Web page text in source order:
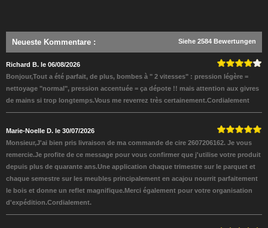
Neueste Kommentare : Siehe 2584 Bewertungen
Richard B. le 06/08/2026
Bonjour,Tout a été parfait, de plus, bombes à " 2 vitesses" : pression légère =
nettoyage "normal", pression accentuée = ça dépote !! mais attention aux givres
de mains si trop longtemps.Vous me reverrez très certainement.Cordialement
Marie-Noelle D. le 30/07/2026
Monsieur,J'ai bien pris livraison de ma commande de cire 2607206162. Je vous
remercie.Je profite de ce message pour vous confirmer que j'utilise votre produit
depuis plus de quarante ans.Une application chaque trimestre sur le parquet et
chaque semestre sur les meubles principalement en acajou nourrit parfaitement
le bois et donne un reflet magnifique.Merci également pour votre organisation
d'expédition.Cordialement.